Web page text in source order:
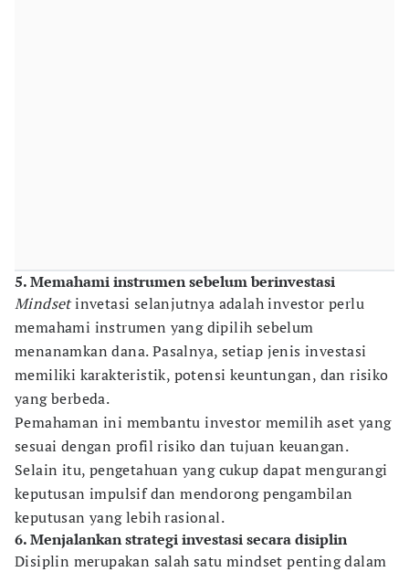
5. Memahami instrumen sebelum berinvestasi
Mindsetinvetasi selanjutnya adalah investor perlu
memahami instrumen yang dipilih sebelum
menanamkan dana. Pasalnya, setiap jenis investasi
memiliki karakteristik, potensi keuntungan, dan risiko
yang berbeda.
Pemahaman ini membantu investor memilih aset yang
sesuai dengan profil risiko dan tujuan keuangan.
Selain itu, pengetahuan yang cukup dapat mengurangi
keputusan impulsif dan mendorong pengambilan
keputusan yang lebih rasional.
6. Menjalankan strategi investasi secara disiplin
Disiplin merupakan salah satu mindset penting dalam